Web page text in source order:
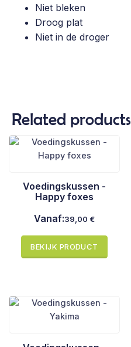
Niet bleken
Droog plat
Niet in de droger
Related products
Voedingskussen -
Happy foxes
Vanaf:39,00 €
BEKIJK PRODUCT